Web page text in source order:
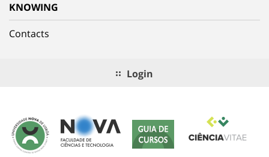
KNOWING
Contacts
Login